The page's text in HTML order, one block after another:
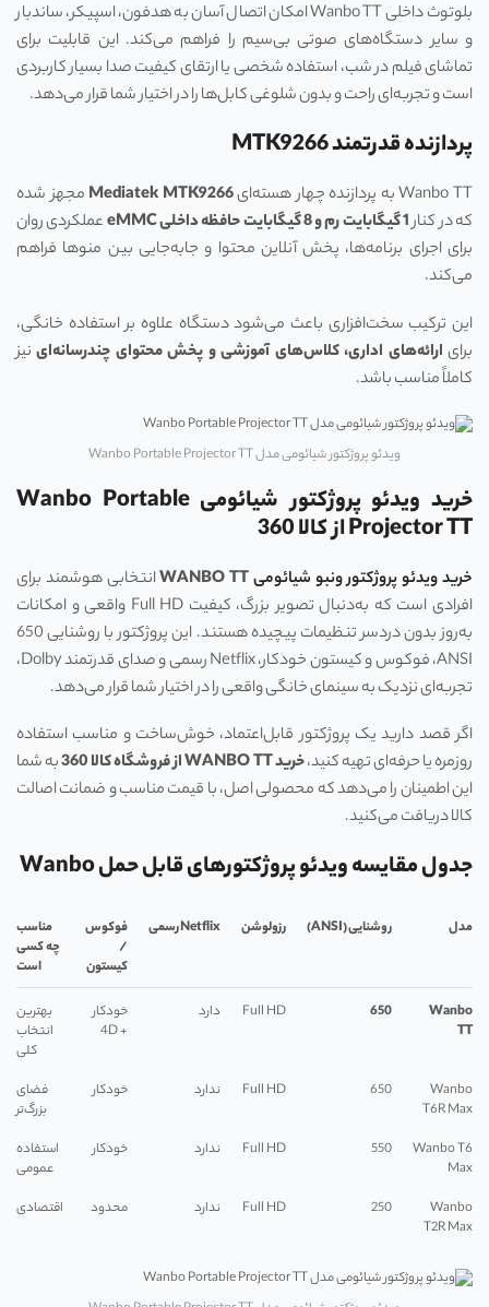
بلوتوث داخلی Wanbo TT امکان اتصال آسان به هدفون، اسپیکر، ساندبار
و سایر دستگاه‌های صوتی بی‌سیم را فراهم می‌کند. این قابلیت برای
تماشای فیلم در شب، استفاده شخصی یا ارتقای کیفیت صدا بسیار کاربردی
است و تجربه‌ای راحت و بدون شلوغی کابل‌ها را در اختیار شما قرار می‌دهد.
پردازنده قدرتمند MTK9266
Wanbo TT به پردازنده چهار هسته‌ای Mediatek MTK9266 مجهز شده
که در کنار1 گیگابایت رم و 8 گیگابایت حافظه داخلی eMMCعملکردی روان
برای اجرای برنامه‌ها، پخش آنلاین محتوا و جابه‌جایی بین منوها فراهم
می‌کند.
این ترکیب سخت‌افزاری باعث می‌شود دستگاه علاوه بر استفاده خانگی،
برای ارائه‌های اداری، کلاس‌های آموزشی و پخش محتوای چندرسانه‌اینیز
کاملاً مناسب باشد.
ویدئو پروژکتور شیائومی مدل Wanbo Portable Projector TT
خرید ویدئو پروژکتور شیائومی Wanbo Portable
Projector TT از کالا 360
خرید ویدئو پروژکتور ونبو شیائومیWANBO TTانتخابی هوشمند برای
افرادی است که به‌دنبال تصویر بزرگ، کیفیت Full HD واقعی و امکانات
به‌روز بدون دردسر تنظیمات پیچیده هستند. این پروژکتور با روشنایی 650
ANSI، فوکوس و کیستون خودکار، Netflix رسمی و صدای قدرتمند Dolby،
تجربه‌ای نزدیک به سینمای خانگی واقعی را در اختیار شما قرار می‌دهد.
اگر قصد دارید یک پروژکتور قابل‌اعتماد، خوش‌ساخت و مناسب استفاده
روزمره یا حرفه‌ای تهیه کنید،خریدWANBO TTاز فروشگاه کالا 360
به شما
این اطمینان را می‌دهد که محصولی اصل، با قیمت مناسب و ضمانت اصالت
کالا دریافت می‌کنید.
جدول مقایسه ویدئو پروژکتورهای قابل حمل Wanbo
مدل روشنایی(ANSI) رزولوشن Netflixرسمی
فوکوس
/
کیستون
مناسب
چه کسی
است
Wanbo
TT
650
Full HD دارد
خودکار
+ 4D
بهترین
انتخاب
کلی
Wanbo
T6R Max
650
Full HD ندارد خودکار
فضای
بزرگ‌تر
Wanbo T6
Max
550
Full HD ندارد خودکار
استفاده
عمومی
Wanbo
T2R Max
250
Full HD ندارد محدود اقتصادی